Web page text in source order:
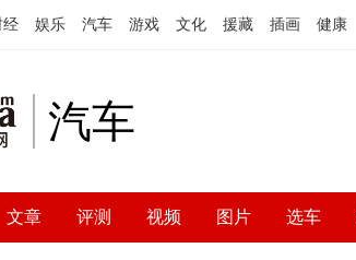
经 娱乐 汽车 游戏 文化 援藏 插画 健康
汽车
文章 评测 视频 图片 选车